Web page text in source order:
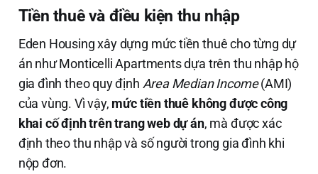
Tiền thuê và điều kiện thu nhập
Eden Housing xây dựng mức tiền thuê cho từng dự
án như Monticelli Apartments dựa trên thu nhập hộ
gia đình theo quy định Area Median Income(AMI)
của vùng. Vì vậy, mức tiền thuê không được công
khai cố định trên trang web dự án, mà được xác
định theo thu nhập và số người trong gia đình khi
nộp đơn.